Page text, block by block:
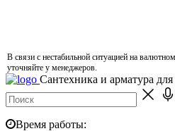
В связи с нестабильной ситуацией на
уточняйте у менеджеров.
Сантехника и арматура
Время работы: